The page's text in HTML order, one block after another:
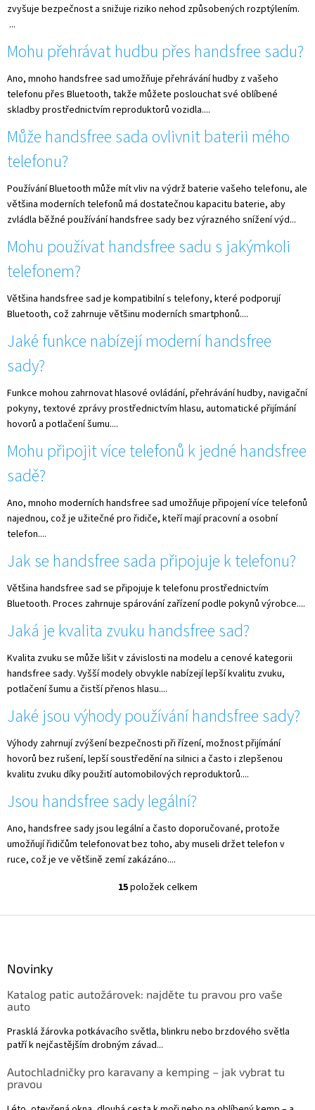
zvyšuje bezpečnost a snižuje riziko nehod způsobených rozptýlením.
...
Mohu přehrávat hudbu přes handsfree sadu?
Ano, mnoho handsfree sad umožňuje přehrávání hudby z vašeho
telefonu přes Bluetooth, takže můžete poslouchat své oblíbené
skladby prostřednictvím reproduktorů vozidla....
Může handsfree sada ovlivnit baterii mého
telefonu?
Používání Bluetooth může mít vliv na výdrž baterie vašeho telefonu, ale
většina moderních telefonů má dostatečnou kapacitu baterie, aby
zvládla běžné používání handsfree sady bez výrazného snížení výd...
Mohu používat handsfree sadu s jakýmkoli
telefonem?
Většina handsfree sad je kompatibilní s telefony, které podporují
Bluetooth, což zahrnuje většinu moderních smartphonů....
Jaké funkce nabízejí moderní handsfree
sady?
Funkce mohou zahrnovat hlasové ovládání, přehrávání hudby, navigační
pokyny, textové zprávy prostřednictvím hlasu, automatické přijímání
hovorů a potlačení šumu....
Mohu připojit více telefonů k jedné handsfree
sadě?
Ano, mnoho moderních handsfree sad umožňuje připojení více telefonů
najednou, což je užitečné pro řidiče, kteří mají pracovní a osobní
telefon....
Jak se handsfree sada připojuje k telefonu?
Většina handsfree sad se připojuje k telefonu prostřednictvím
Bluetooth. Proces zahrnuje spárování zařízení podle pokynů výrobce....
Jaká je kvalita zvuku handsfree sad?
Kvalita zvuku se může lišit v závislosti na modelu a cenové kategorii
handsfree sady. Vyšší modely obvykle nabízejí lepší kvalitu zvuku,
potlačení šumu a čistší přenos hlasu....
Jaké jsou výhody používání handsfree sady?
Výhody zahrnují zvýšení bezpečnosti při řízení, možnost přijímání
hovorů bez rušení, lepší soustředění na silnici a často i zlepšenou
kvalitu zvuku díky použití automobilových reproduktorů....
Jsou handsfree sady legální?
Ano, handsfree sady jsou legální a často doporučované, protože
umožňují řidičům telefonovat bez toho, aby museli držet telefon v
ruce, což je ve většině zemí zakázáno....
O
l
p
v
k
v
ý
15položek celkem
Novinky
Katalog patic autožárovek: najděte tu pravou pro vaše
auto
Prasklá žárovka potkávacího světla, blinkru nebo brzdového světla
patří k nejčastějším drobným závad...
Autochladničky pro karavany a kemping – jak vybrat tu
pravou